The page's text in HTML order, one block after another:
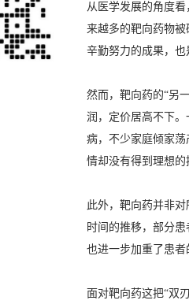
从医学发展的角度
来越多的靶向药物
辛勤努力的成果，也
然而，靶向药的“另
润，定价居高不下
病，不少家庭倾家
情却没有得到理想的
此外，靶向药并非
时间的推移，部分
也进一步加重了患者
面对靶向药这把“双